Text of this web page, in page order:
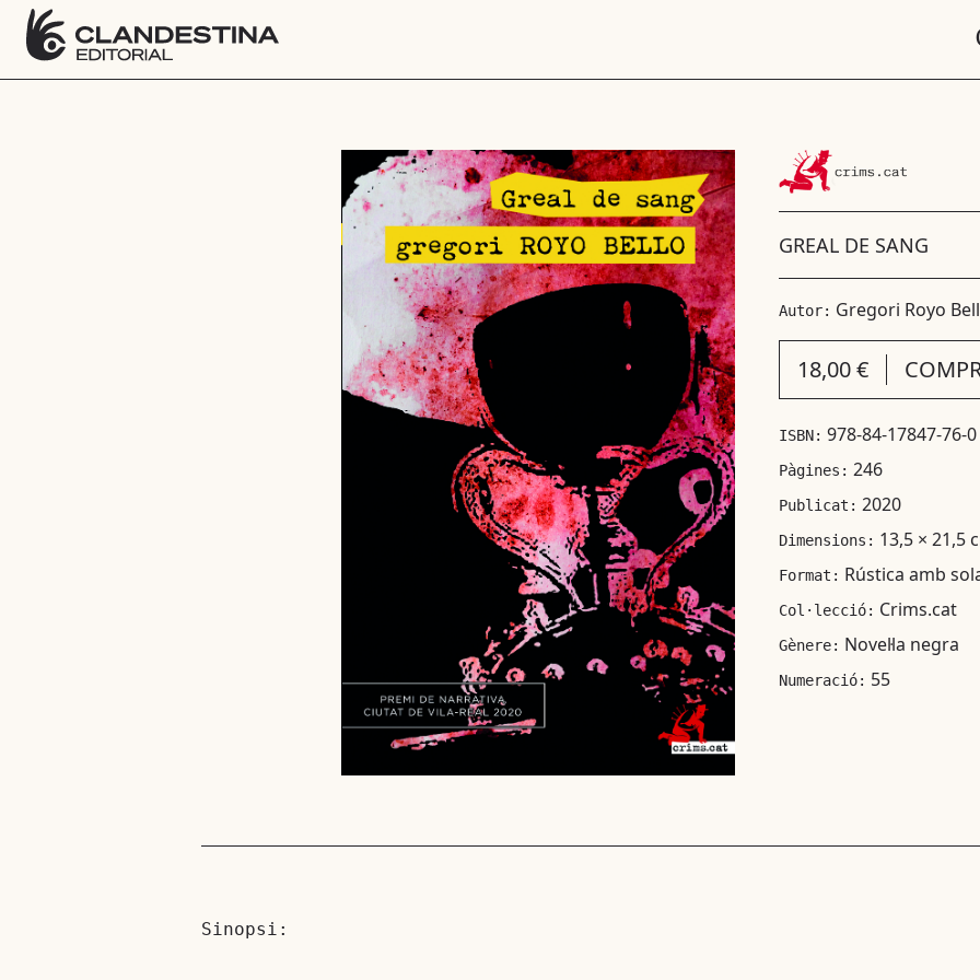
GREAL DE SANG
Autor: Gregori Royo
18,00 €
ISBN: 978-84-17847-76-0
Pàgines: 246
Publicat: 2020
Dimensions: 13,5 × 21,5
Format: Rústica amb
Col·lecció: Crims.cat
Gènere: Novel·la negra
Numeració: 55
Sinopsi: